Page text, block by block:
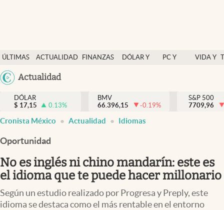
ÚLTIMAS
NOTICIAS
ACTUALIDAD
FINANZAS
DÓLAR Y
PC Y
VIDA Y
México
Actualidad
Actualidad
Finanzas y economía
Dólar y mercados
Pc y celular
Vida y estilo
DÓLAR
$ 17,15 0.13%
BMV
66.396,15
-0.19%
S&P 500
7709,96
Cronista México Actualidad Idiomas
Oportunidad
No es inglés ni chino mandarín: este es
el idioma que te puede hacer millonario
Según un estudio realizado por Progresa y Preply, este
idioma se destaca como el más rentable en el entorno